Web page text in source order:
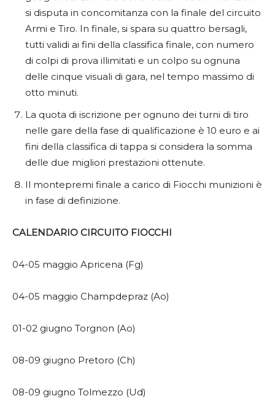
si disputa in concomitanza con la finale del circuito
Armi e Tiro. In finale, si spara su quattro bersagli,
tutti validi ai fini della classifica finale, con numero
di colpi di prova illimitati e un colpo su ognuna
delle cinque visuali di gara, nel tempo massimo di
otto minuti.
La quota di iscrizione per ognuno dei turni di tiro
nelle gare della fase di qualificazione è 10 euro e ai
fini della classifica di tappa si considera la somma
delle due migliori prestazioni ottenute.
Il montepremi finale a carico di Fiocchi munizioni è
in fase di definizione.
CALENDARIO CIRCUITO FIOCCHI
04-05 maggio Apricena (Fg)
04-05 maggio Champdepraz (Ao)
01-02 giugno Torgnon (Ao)
08-09 giugno Pretoro (Ch)
08-09 giugno Tolmezzo (Ud)